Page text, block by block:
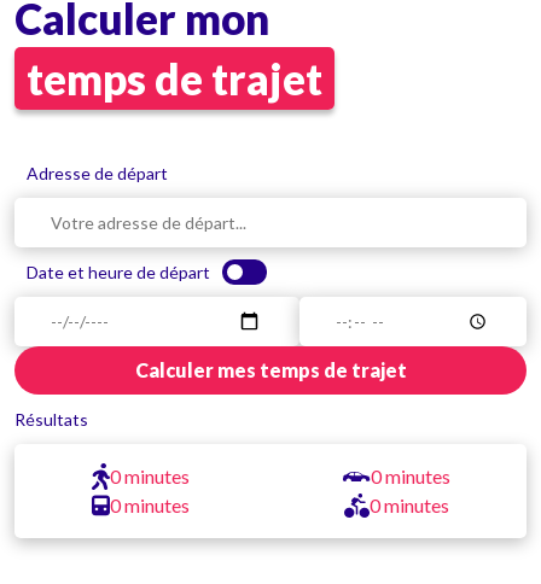
Calculer mon
temps de trajet
Adresse de départ
Date et heure de départ
Calculer mes temps de trajet
Résultats
0 minutes
0 minutes
0 minutes
0 minutes